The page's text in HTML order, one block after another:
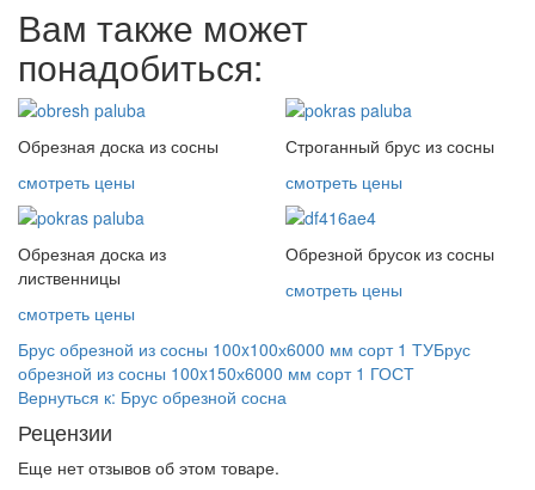
Вам также может
понадобиться:
Обрезная доска из сосны
смотреть цены
Строганный брус из сосны
смотреть цены
Обрезная доска из
лиственницы
смотреть цены
Обрезной брусок из сосны
смотреть цены
Брус обрезной из сосны 100x100х6000 мм сорт 1 ТУБрус
обрезной из сосны 100x150х6000 мм сорт 1 ГОСТ
Вернуться к: Брус обрезной сосна
Рецензии
Еще нет отзывов об этом товаре.